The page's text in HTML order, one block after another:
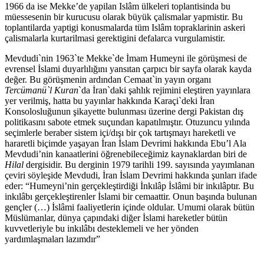
1966 da ise Mekke’de yapilan Islâm ülkeleri toplantisinda bu
müessesenin bir kurucusu olarak büyük çalismalar yapmistir. Bu
toplantilarda yaptigi konusmalarda tüm Islâm topraklarinin askeri
çalismalarla kurtarilmasi gerektigini defalarca vurgulamistir.
Mevdudi`nin 1963`te Mekke`de İmam Humeyni ile görüşmesi de
evrensel İslami duyarlılığını yansıtan çarpıcı bir sayfa olarak kayda
değer. Bu görüşmenin ardından Cemaat`in yayın organı
Tercümanü`l Kuran`da İran`daki şahlık rejimini eleştiren yayınlara
yer verilmiş, hatta bu yayınlar hakkında Karaçi`deki İran
Konsolosluğunun şikayette bulunması üzerine dergi Pakistan dış
politikasını sabote etmek suçundan kapatılmıştır. Otuzuncu yılında
seçimlerle beraber sistem içi/dışı bir çok tartışmayı hareketli ve
hararetli biçimde yaşayan İran İslam Devrimi hakkında Ebu’l Ala
Mevdudi’nin kanaatlerini öğrenebileceğimiz kaynaklardan biri de
Hilal dergisidir. Bu derginin 1979 tarihli 199. sayısında yayımlanan
çeviri söyleşide Mevdudi, İran İslam Devrimi hakkında şunları ifade
eder: “Humeyni’nin gerçekleştirdiği İnkılâp İslâmi bir inkılâptır. Bu
inkılâbı gerçekleştirenler İslami bir cemaattir. Onun başında bulunan
gençler (…) İslâmi faaliyetlerin içinde oldular. Umumi olarak bütün
Müslümanlar, dünya çapındaki diğer İslami hareketler bütün
kuvvetleriyle bu inkılâbı desteklemeli ve her yönden
yardımlaşmaları lazımdır”